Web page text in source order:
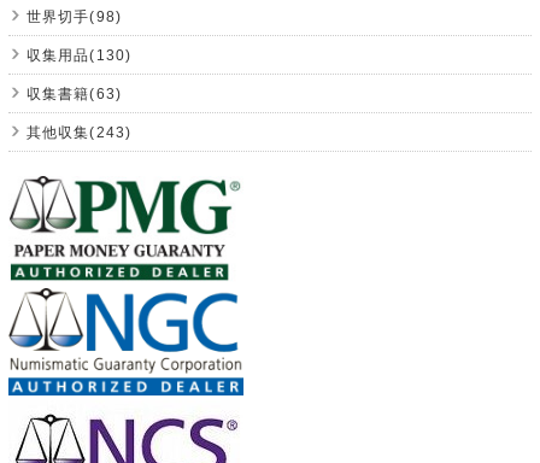
世界切手(98)
収集用品(130)
収集書籍(63)
其他収集(243)